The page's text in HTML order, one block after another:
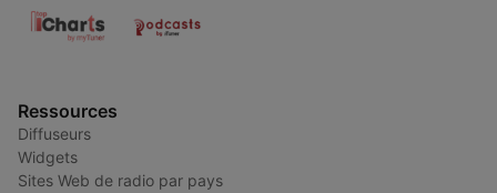
Ressources
Diffuseurs
Widgets
Sites Web de radio par pays